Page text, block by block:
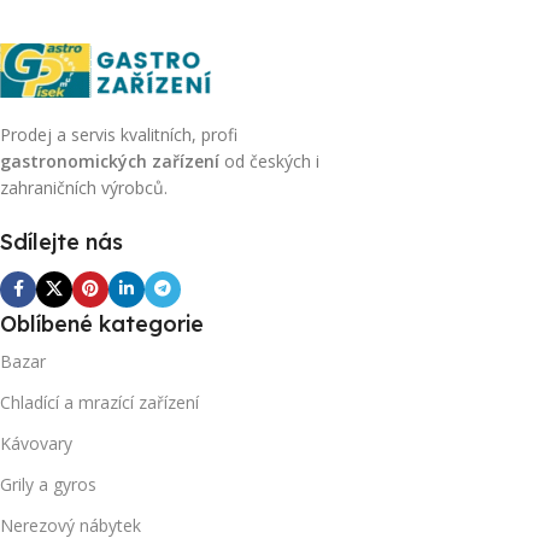
Prodej a servis kvalitních, profi
gastronomických zařízení od českých i
zahraničních výrobců.
Sdílejte nás
Oblíbené kategorie
Bazar
Chladící a mrazící zařízení
Kávovary
Grily a gyros
Nerezový nábytek